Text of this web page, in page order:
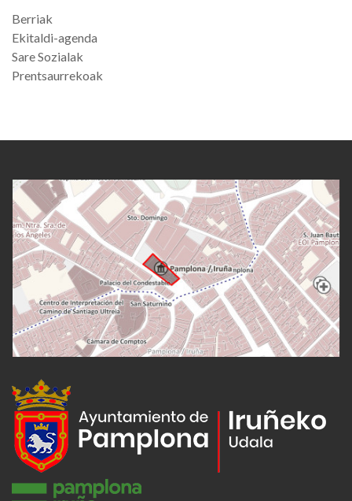
Berriak
Ekitaldi-agenda
Sare Sozialak
Prentsaurrekoak